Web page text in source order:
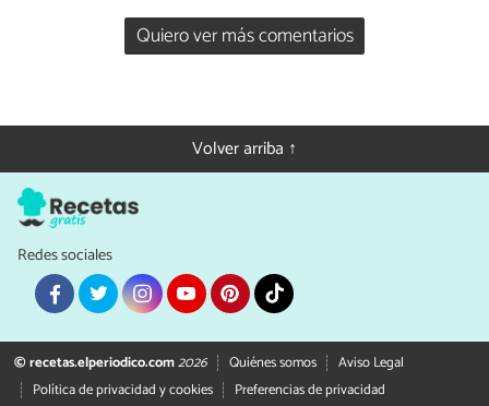
Quiero ver más comentarios
Volver arriba ↑
Redes sociales
© recetas.elperiodico.com2026 Quiénes somos
Aviso Legal
Política de privacidad y cookies
Preferencias de privacidad